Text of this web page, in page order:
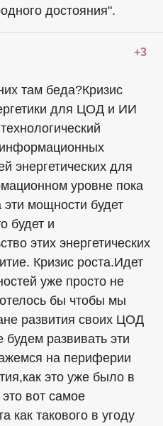
достояния".
+3
там беда?Кризис
для ЦОД и ИИ
энергетических для
уровне пока
эти мощности будет
будет и
этих энергетических
Кризис роста.Идет
уже просто не
бы чтобы мы
развития своих ЦОД
развивать эти
на периферии
это уже было в
вот самое
как такового в угоду